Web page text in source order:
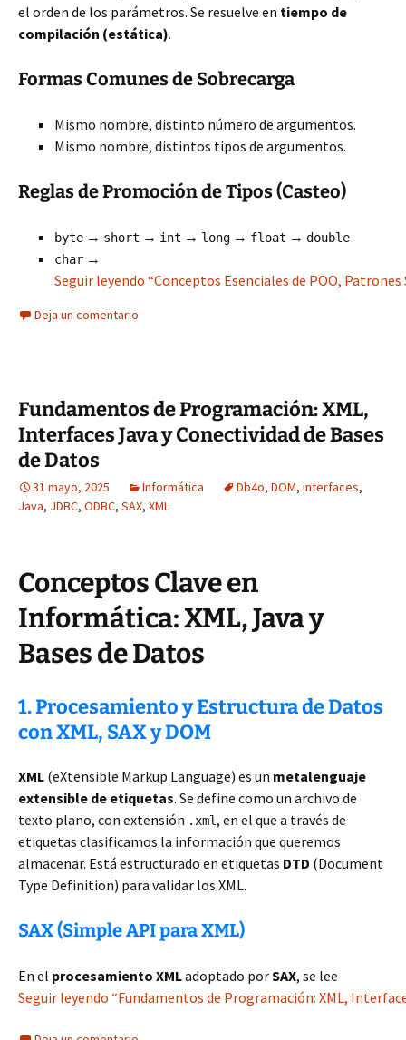
el orden de los parámetros. Se resuelve en tiempo de
compilación (estática).
Formas Comunes de Sobrecarga
Mismo nombre, distinto número de argumentos.
Mismo nombre, distintos tipos de argumentos.
Reglas de Promoción de Tipos (Casteo)
byte → short → int → long → float → double
char →
Seguir leyendo “Conceptos Esenciales de POO,
Deja un comentario
Fundamentos de Programación: XML,
Interfaces Java y Conectividad de Bases
de Datos
31 mayo, 2025 Informática Db4o, DOM, interfaces,
Java, JDBC, ODBC, SAX, XML
Conceptos Clave en
Informática: XML, Java y
Bases de Datos
1. Procesamiento y Estructura de Datos
con XML, SAX y DOM
XML (eXtensible Markup Language) es un metalenguaje
extensible de etiquetas. Se define como un archivo de
texto plano, con extensión .xml, en el que a través de
etiquetas clasificamos la información que queremos
almacenar. Está estructurado en etiquetas DTD (Document
Type Definition) para validar los XML.
SAX (Simple API para XML)
En el procesamiento XMLadoptado porSAX, se lee
Seguir leyendo “Fundamentos de Programación: XML,